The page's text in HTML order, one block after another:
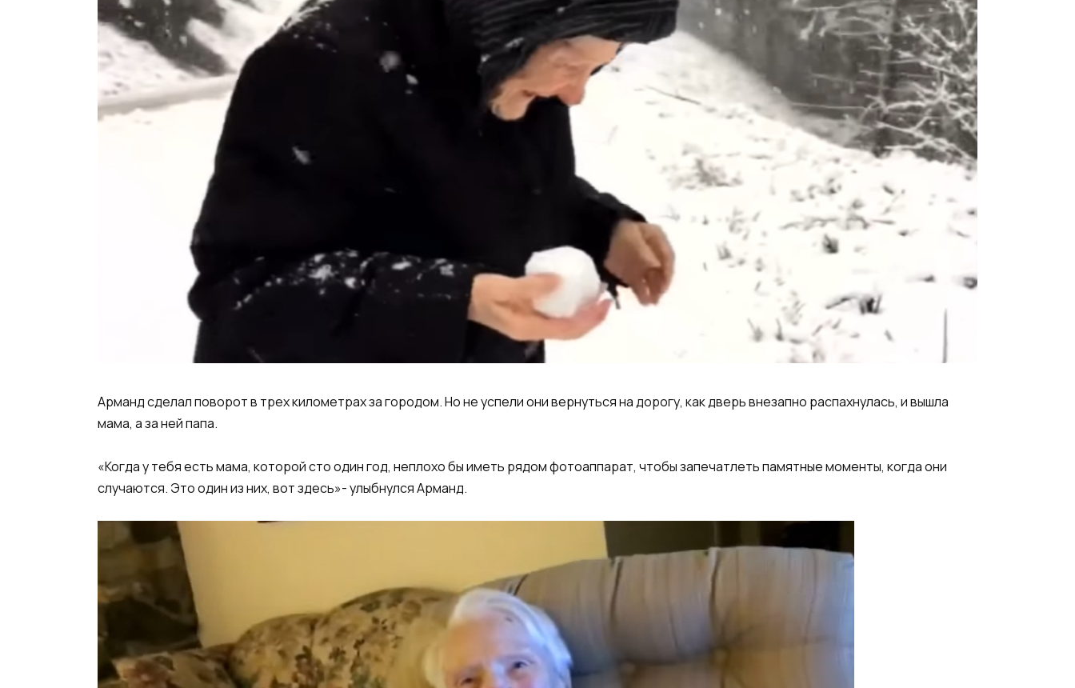
Арманд сделал поворот в трех километрах за городом. Но не успели они вернуться на дорогу, как дверь внезапно распахнулась, и вышла
мама, а за ней папа.
«Когда у тебя есть мама, которой сто один год, неплохо бы иметь рядом фотоаппарат, чтобы запечатлеть памятные моменты, когда они
случаются. Это один из них, вот здесь»- улыбнулся Арманд.